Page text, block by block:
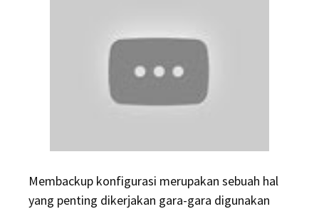
Membackup konfigurasi merupakan sebuah hal
yang penting dikerjakan gara-gara digunakan